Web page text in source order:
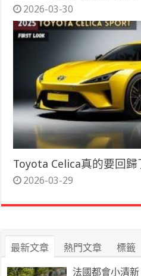
2026-03-30
Toyota Celica真的要回歸
2026-03-29
最新文章 熱門文章 標籤
法國都會小清